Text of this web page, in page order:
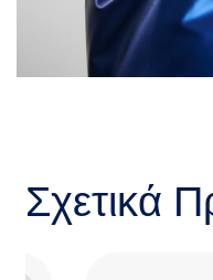
Σχετικά